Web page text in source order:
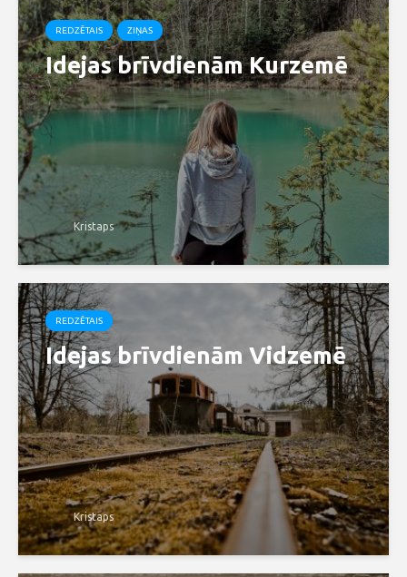
REDZĒTAIS ZIŅAS
Idejas brīvdienām Kurzemē
Kristaps
REDZĒTAIS
Idejas brīvdienām Vidzemē
Kristaps